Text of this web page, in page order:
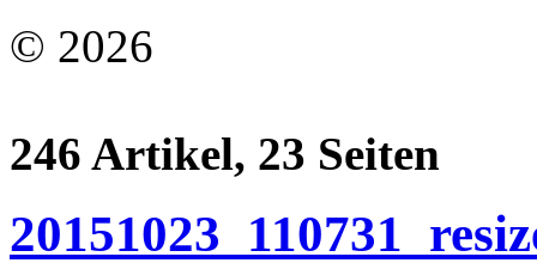
© 2026
246 Artikel, 23 Seiten